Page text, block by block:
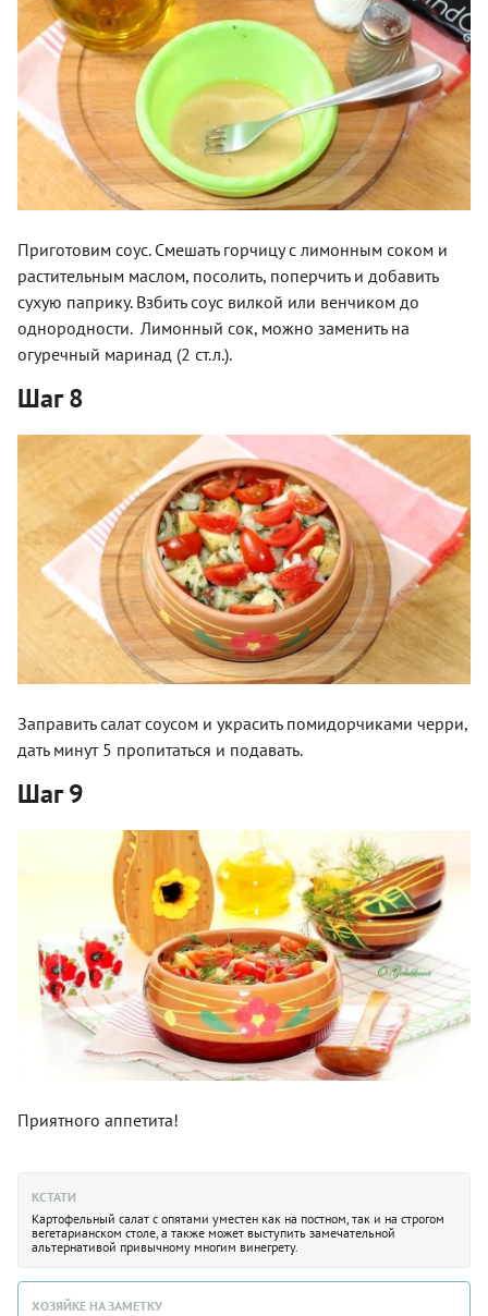
Приготовим соус. Смешать горчицу с лимонным соком и
растительным маслом, посолить, поперчить и добавить
сухую паприку. Взбить соус вилкой или венчиком до
однородности. Лимонный сок, можно заменить на
огуречный маринад (2 ст.л.).
Шаг 8
Заправить салат соусом и украсить помидорчиками черри,
дать минут 5 пропитаться и подавать.
Шаг 9
Приятного аппетита!
КСТАТИ
Картофельный салат с опятами уместен как на постном, так и на строгом
вегетарианском столе, а также может выступить замечательной
альтернативой привычному многим винегрету.
ХОЗЯЙКЕ НА ЗАМЕТКУ